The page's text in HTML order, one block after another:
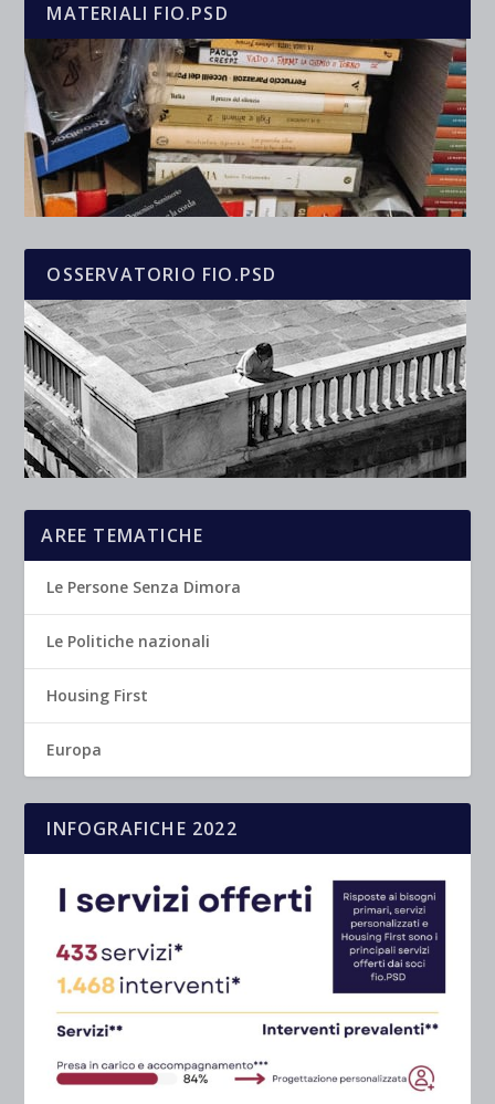
MATERIALI FIO.PSD
OSSERVATORIO FIO.PSD
AREE TEMATICHE
Le Persone Senza Dimora
Le Politiche nazionali
Housing First
Europa
INFOGRAFICHE 2022